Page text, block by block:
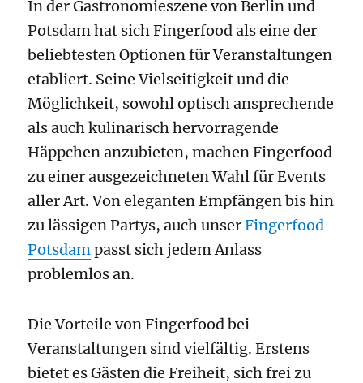
In der Gastronomieszene von Berlin und
Potsdam hat sich Fingerfood als eine der
beliebtesten Optionen für Veranstaltungen
etabliert. Seine Vielseitigkeit und die
Möglichkeit, sowohl optisch ansprechende
als auch kulinarisch hervorragende
Häppchen anzubieten, machen Fingerfood
zu einer ausgezeichneten Wahl für Events
aller Art. Von eleganten Empfängen bis hin
zu lässigen Partys, auch unserFingerfood
Potsdampasst sich jedem Anlass
problemlos an.
Die Vorteile von Fingerfood bei
Veranstaltungen sind vielfältig. Erstens
bietet es Gästen die Freiheit, sich frei zu